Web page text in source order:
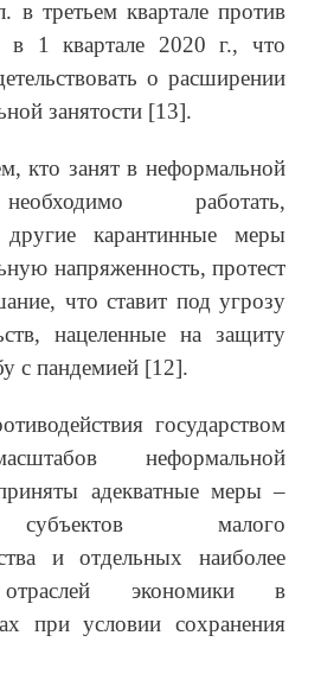
в третьем квартале против
в 1 квартале 2020 г., что
о расширении
занятости [13].
кто занят в неформальной
работать,
карантинные меры
напряженность, протест
что ставит под угрозу
нацеленные на защиту
с пандемией [12].
государством
неформальной
адекватные меры –
малого
и отдельных наиболее
отраслей экономики в
при условии сохранения